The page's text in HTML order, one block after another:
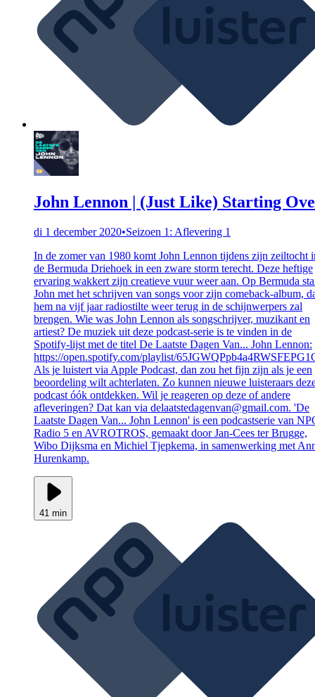
John Lennon | (Just Like) Starting
di 1 december 2020•Seizoen 1: Aflevering 1
In de zomer van 1980 komt John Lennon tijdens zijn zeiltocht
de Bermuda Driehoek in een zware storm terecht. Deze heftige
ervaring wakkert zijn creatieve vuur weer aan. Op Bermuda
John met het schrijven van songs voor zijn comeback-album,
hem na vijf jaar radiostilte weer terug in de schijnwerpers zal
brengen. Wie was John Lennon als songschrijver, muzikant en
artiest? De muziek uit deze podcast-serie is te vinden in de
Spotify-lijst met de titel De Laatste Dagen Van... John Lennon:
https://open.spotify.com/playlist/
Als je luistert via Apple Podcast, dan zou het fijn zijn als je een
beoordeling wilt achterlaten. Zo kunnen nieuwe luisteraars
podcast óók ontdekken. Wil je reageren op deze of andere
afleveringen? Dat kan via delaatstedagenvan@gmail.com. 'De
Laatste Dagen Van... John Lennon' is een podcastserie van
Radio 5 en AVROTROS, gemaakt door Jan-Cees ter Brugge,
Wibo Dijksma en Michiel Tjepkema, in samenwerking met
Hurenkamp.
41 min